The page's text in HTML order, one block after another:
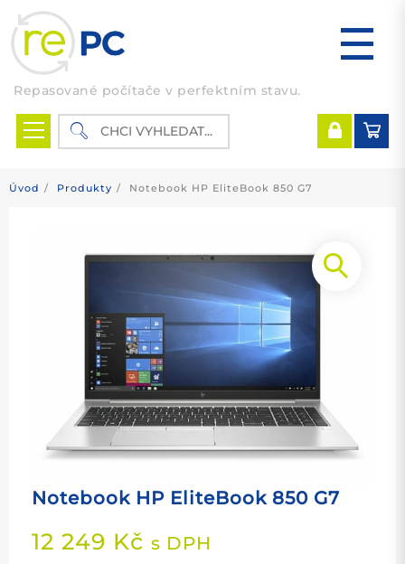
content
Repasované počítače v perfektním stavu.
Úvod Produkty Notebook HP EliteBook 850 G7
Notebook HP EliteBook 850 G7
12 249 Kč s DPH